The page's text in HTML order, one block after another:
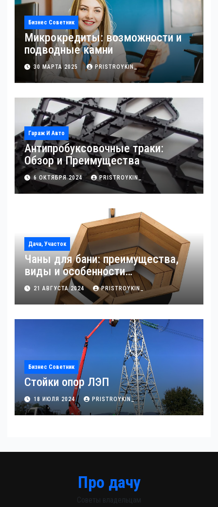
Бизнес Советник
Микрокредиты: возможности и
подводные камни
30 МАРТА 2025 PRISTROYKIN_
Гараж И Авто
Антипробуксовочные траки:
Обзор и Преимущества
6 ОКТЯБРЯ 2024 PRISTROYKIN_
Дача, Участок
Чаны для бани: преимущества,
виды и особенности
использования
21 АВГУСТА 2024 PRISTROYKIN_
Бизнес Советник
Стойки опор ЛЭП
18 ИЮЛЯ 2024 PRISTROYKIN_
Про дачу
Советы владельцам